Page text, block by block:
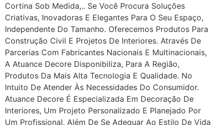
Cortina Sob Medida,.. Se Você Procura Soluções
Criativas, Inovadoras E Elegantes Para O Seu Espaço,
Independente Do Tamanho. Oferecemos Produtos Para
Construção Civil E Projetos De Interiores. Através De
Parcerias Com Fabricantes Nacionais E Multinacionais,
A Atuance Decore Disponibiliza, Para A Região,
Produtos Da Mais Alta Tecnologia E Qualidade. No
Intuito De Atender Às Necessidades Do Consumidor.
Atuance Decore É Especializada Em Decoração De
Interiores, Um Projeto Personalizado E Planejado Por
Um Profissional, Além De Se Adequar Ao Estilo De Vida